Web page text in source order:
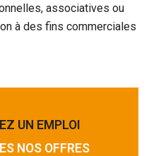
associatives ou
à des fins commerciales
UN EMPLOI
NOS OFFRES